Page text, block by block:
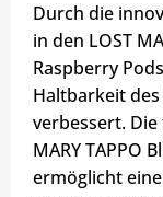
Durch die
in den LOST
Raspberry
Haltbarkeit
verbessert.
MARY TAPPO
ermöglicht